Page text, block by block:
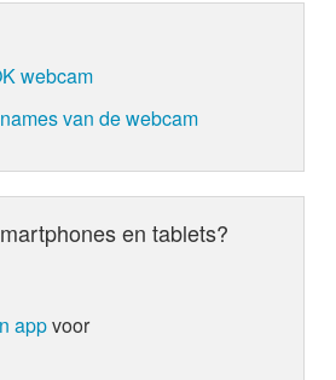
webcam
van de webcam
en tablets?
appvoor